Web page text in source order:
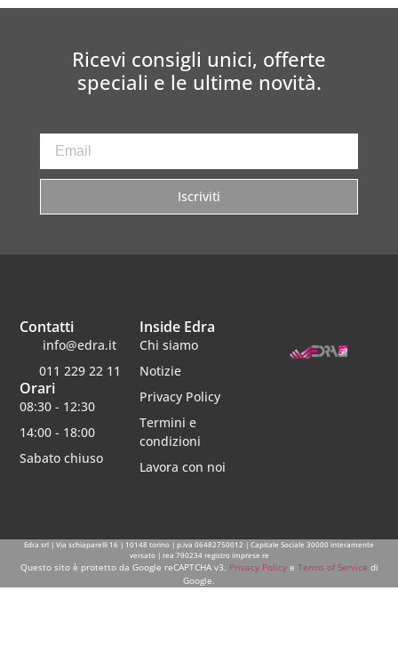
Ricevi consigli unici, offerte
speciali e le ultime novità.
Iscriviti
Inside Edra
Chi siamo
Notizie
Privacy Policy
Termini e
condizioni
Lavora con noi
Contatti
info@edra.it
011 229 22 11
Orari
08:30 - 12:30
14:00 - 18:00
Sabato chiuso
Edra srl | Via schiaparelli 16 | 10148 torino | p.iva 06482750012 | Capitale Sociale 30000 interamente
versato | rea 790234 registro imprese re
Questo sito è protetto da Google reCAPTCHA v3, Privacy Policye Terms of Service di
Google.